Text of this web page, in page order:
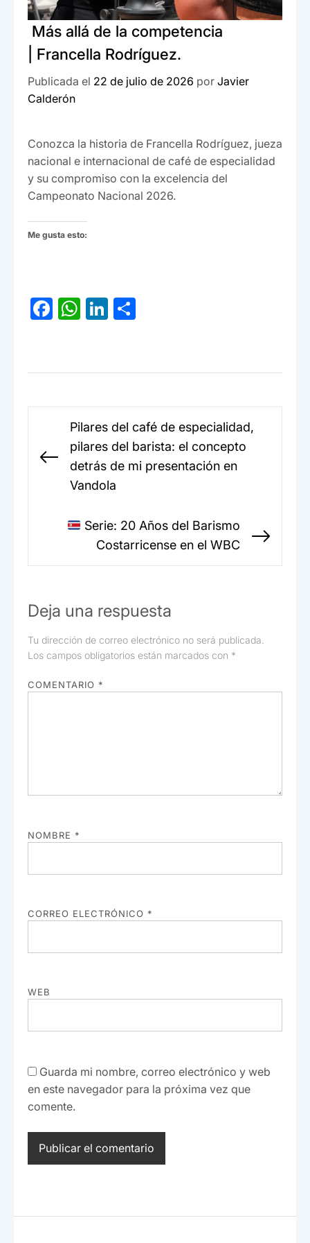
Más allá de la competencia
| Francella Rodríguez.
Publicada el 22 de julio de 2026 por Javier
Calderón
Conozca la historia de Francella Rodríguez, jueza
nacional e internacional de café de especialidad
y su compromiso con la excelencia del
Campeonato Nacional 2026.
Me gusta esto:
F
e
k
W
s
p
p
Li
dI p
tir
Navegación
entradas
Entrada
anterior:
Pilares del café de especialidad,
pilares del barista: el concepto
detrás de mi presentación en
Vandola
Serie: 20 Años del Barismo
Costarricense en el WBC
Deja una respuesta
Tu dirección de correo electrónico no será publicada.
Los campos obligatorios están marcados con *
COMENTARIO *
NOMBRE *
CORREO ELECTRÓNICO *
WEB
Guarda mi nombre, correo electrónico y web
en este navegador para la próxima vez que
comente.